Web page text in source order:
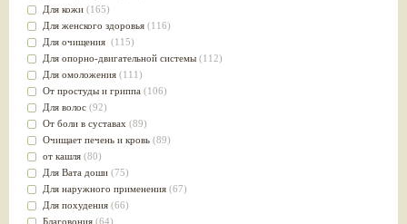
Для кожи (165)
Для женского здоровья (116)
Для очищения (115)
Для опорно-двигательной системы (112)
Для омоложения (111)
От простуды и гриппа (106)
Для волос (92)
От боли в суставах (89)
Очищает печень и кровь (89)
от кашля (80)
Для Вата доши (75)
Для наружного применения (67)
Для похудения (66)
Благовония (64)